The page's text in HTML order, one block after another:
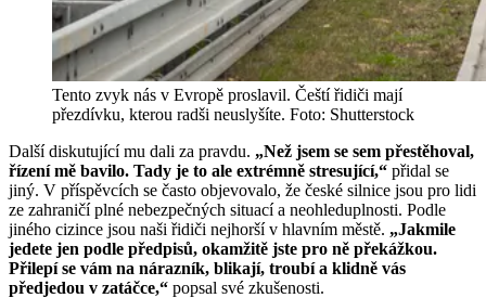
Tento zvyk nás v Evropě proslavil. Čeští řidiči mají
přezdívku, kterou radši neuslyšíte. Foto: Shutterstock
Další diskutující mu dali za pravdu. „Než jsem se sem přestěhoval,
řízení mě bavilo. Tady je to ale extrémně stresující,“ přidal se
jiný. V příspěvcích se často objevovalo, že české silnice jsou pro lidi
ze zahraničí plné nebezpečných situací a neohleduplnosti. Podle
jiného cizince jsou naši řidiči nejhorší v hlavním městě. „Jakmile
jedete jen podle předpisů, okamžitě jste pro ně překážkou.
Přilepí se vám na nárazník, blikají, troubí a klidně vás
předjedou v zatáčce,“ popsal své zkušenosti.